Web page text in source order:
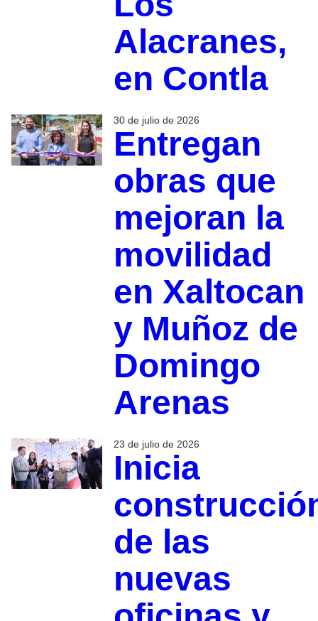
Alacranes,
en Contla
30 de julio de 2026
Entregan
obras que
mejoran la
movilidad
en Xaltocan
y Muñoz de
Domingo
Arenas
23 de julio de 2026
Inicia
de las
nuevas